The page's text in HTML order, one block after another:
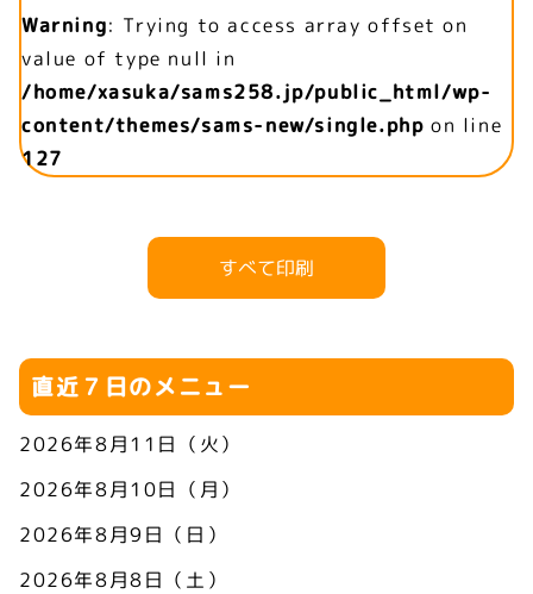
Warning: Trying to access array offset on
value of type null in
/home/xasuka/sams258.jp/public_html/wp-
content/themes/sams-new/single.php on line
127
すべて印刷
直近７日のメニュー
2026年8月11日（火）
2026年8月10日（月）
2026年8月9日（日）
2026年8月8日（土）